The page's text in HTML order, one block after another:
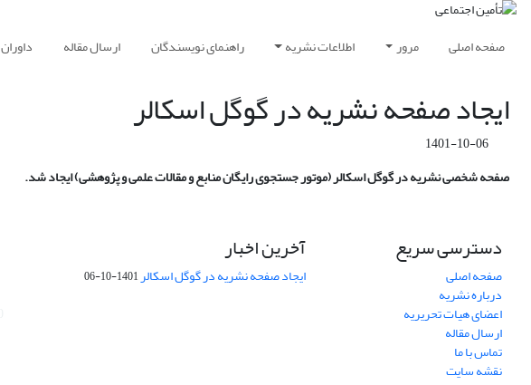
صفحه اصلی مرور اطلاعات نشریه راهنمای نویسندگان ارسال مقاله داوران
ایجاد صفحه نشریه در گوگل اسکالر
1401-10-06
صفحه شخصی نشریه در گوگل اسکالر (موتور جستجوی رایگان منابع و مقالات علمی و پژوهشی) ایجاد شد.
دسترسی سریع
صفحه اصلی
درباره نشریه
اعضای هیات تحریریه
ارسال مقاله
تماس با ما
نقشه سایت
آخرین اخبار
ایجاد صفحه نشریه در گوگل اسکالر1401-10-06